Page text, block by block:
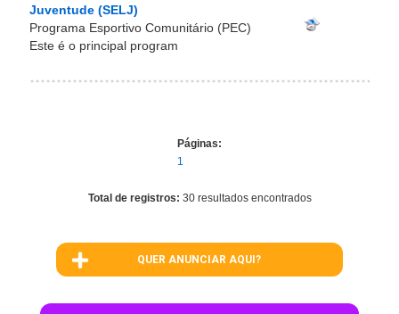
Juventude (SELJ)
Programa Esportivo Comunitário (PEC)
Este é o principal program
Páginas:
1
Total de registros: 30 resultados encontrados
QUER ANUNCIAR AQUI?